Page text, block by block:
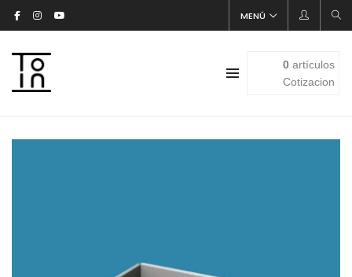
MENÚ
0artículos
Cotizacion